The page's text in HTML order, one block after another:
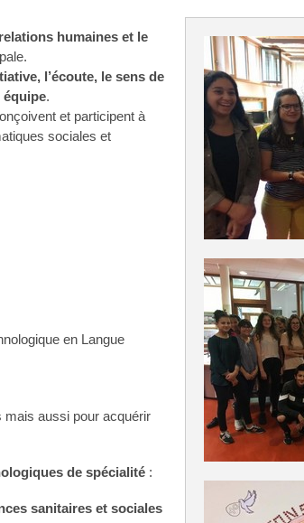
relations humaines et le
l’écoute, le sens de
équipe.
et participent à
sociales et
en Langue
mais aussi pour acquérir
de spécialité:
sanitaires et sociales